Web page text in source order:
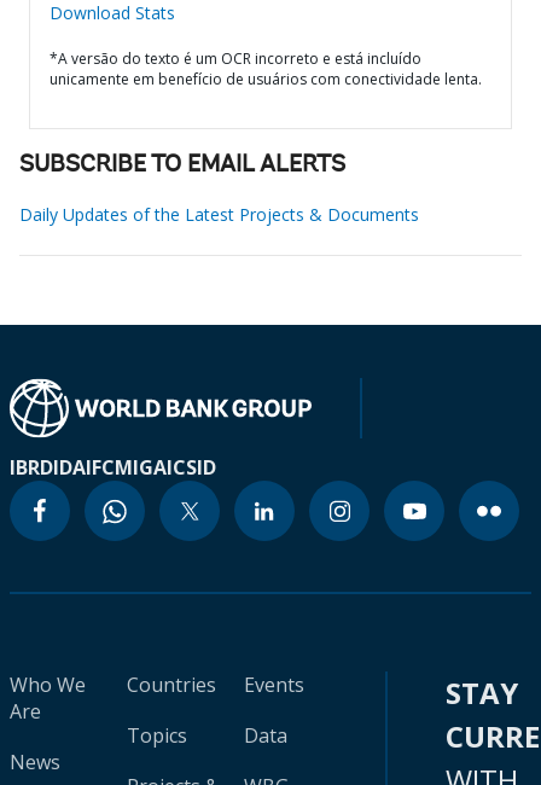
Download Stats
*A versão do texto é um OCR incorreto e está incluído
unicamente em benefício de usuários com conectividade lenta.
SUBSCRIBE TO EMAIL ALERTS
Daily Updates of the Latest Projects & Documents
IBRDIDAIFCMIGAICSID
Who We
Are
News
Countries
Topics
Events
Data
STAY